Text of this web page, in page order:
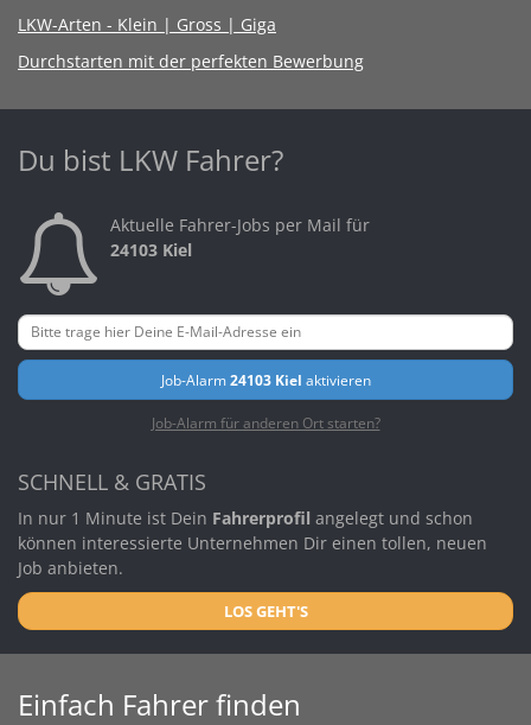
LKW-Arten - Klein | Gross | Giga
Durchstarten mit der perfekten Bewerbung
Du bist LKW Fahrer?
Aktuelle Fahrer-Jobs per Mail für
24103 Kiel
Job-Alarm24103 Kiel aktivieren
Job-Alarm für anderen Ort starten?
SCHNELL & GRATIS
In nur 1 Minute ist Dein Fahrerprofil angelegt und schon
können interessierte Unternehmen Dir einen tollen, neuen
Job anbieten.
LOS GEHT'S
Einfach Fahrer finden